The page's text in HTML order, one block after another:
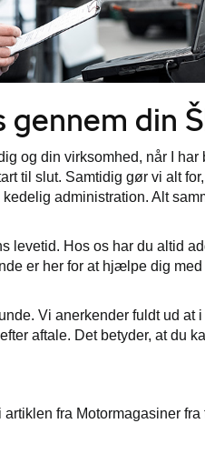
din
og din virksomhed, når I har
til slut. Samtidig gør vi alt
administration. Alt
levetid. Hos os har du altid
er her for at hjælpe dig
Vi anerkender fuldt ud at
aftale. Det betyder, at du
fra Motormagasiner